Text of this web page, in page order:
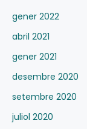
gener 2022
abril 2021
gener 2021
desembre 2020
setembre 2020
juliol 2020